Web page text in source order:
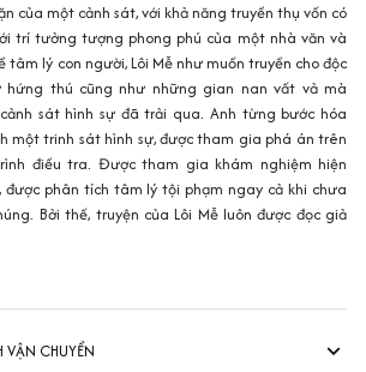
của một cảnh sát, với khả năng truyền thụ vốn có
trí tưởng tượng phong phú của một nhà văn và
tâm lý con người,Lôi Mễnhư muốn truyền cho độc
hứng thú cũng như những gian nan vất vả mà
sát hình sự đã trải qua. Anh từng bước hóa
một trinh sát hình sự, được tham gia phá án trên
điều tra. Được tham gia khám nghiệm hiện
được phân tích tâm lý tội phạm ngay cả khi chưa
Bởi thế, truyện của Lôi Mễluôn được đọc giả
VẬN CHUYỂN